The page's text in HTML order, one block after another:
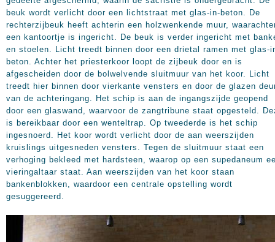
beuk wordt verlicht door een lichtstraat met glas-in-beton. De
rechterzijbeuk heeft achterin een holzwenkende muur,
een kantoortje is ingericht. De beuk is verder ingericht met
en stoelen. Licht treedt binnen door een drietal ramen met glas-
beton. Achter het priesterkoor loopt de zijbeuk door en is
afgescheiden door de bolwelvende sluitmuur van het koor. Licht
treedt hier binnen door vierkante vensters en door de glazen
van de achteringang. Het schip is aan de ingangszijde geopend
door een glaswand, waarvoor de zangtribune staat opgesteld.
is bereikbaar door een wenteltrap. Op tweederde is het schip
ingesnoerd. Het koor wordt verlicht door de aan weerszijden
kruislings uitgesneden vensters. Tegen de sluitmuur staat een
verhoging bekleed met hardsteen, waarop op een supedaneum
vieringaltaar staat. Aan weerszijden van het koor staan
bankenblokken, waardoor een centrale opstelling wordt
gesuggereerd.